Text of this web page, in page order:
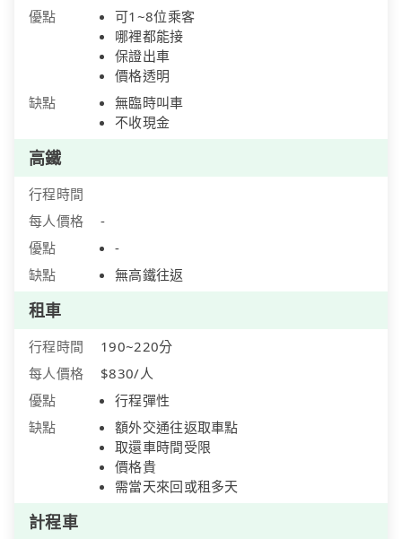
優點
可1~8位乘客
哪裡都能接
保證出車
價格透明
缺點
無臨時叫車
不收現金
高鐵
行程時間
每人價格
-
優點
-
缺點
無高鐵往返
租車
行程時間
190~220分
每人價格
$830/人
優點
行程彈性
缺點
額外交通往返取車點
取還車時間受限
價格貴
需當天來回或租多天
計程車